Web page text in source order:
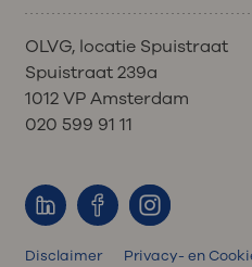
OLVG, locatie Spuistraat
Spuistraat 239a
1012 VP Amsterdam
020 599 91 11
Disclaimer Privacy- en